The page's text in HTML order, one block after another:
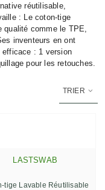
réutilisable,
: Le coton-tige
qualité comme le TPE,
inventeurs en ont
efficace : 1 version
pour les retouches.
TRIER
LASTSWAB
tige Lavable Réutilisable